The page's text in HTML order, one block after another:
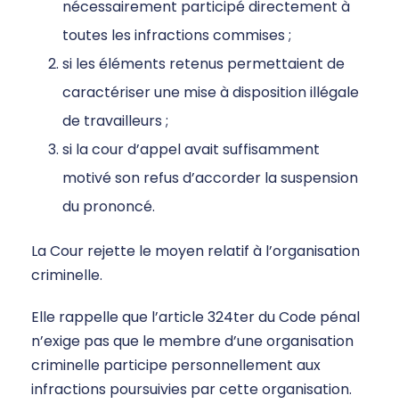
nécessairement participé directement à
toutes les infractions commises ;
si les éléments retenus permettaient de
caractériser une mise à disposition illégale
de travailleurs ;
si la cour d’appel avait suffisamment
motivé son refus d’accorder la suspension
du prononcé.
La Cour rejette le moyen relatif à l’organisation
criminelle.
Elle rappelle que l’article 324ter du Code pénal
n’exige pas que le membre d’une organisation
criminelle participe personnellement aux
infractions poursuivies par cette organisation.